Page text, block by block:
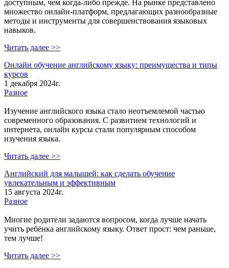
доступным, чем когда-либо прежде. На рынке представлено
множество онлайн-платформ, предлагающих разнообразные
методы и инструменты для совершенствования языковых
навыков.
Читать далее >>
Онлайн обучение английскому языку: преимущества и типы
курсов
1 декабря 2024г.
Разное
Изучение английского языка стало неотъемлемой частью
современного образования. С развитием технологий и
интернета, онлайн курсы стали популярным способом
изучения языка.
Читать далее >>
Английский для малышей: как сделать обучение
увлекательным и эффективным
15 августа 2024г.
Разное
Многие родители задаются вопросом, когда лучше начать
учить ребёнка английскому языку. Ответ прост: чем раньше,
тем лучше!
Читать далее >>